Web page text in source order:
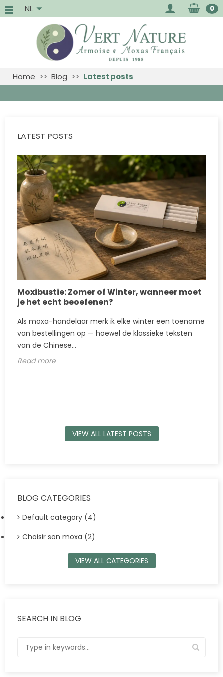
NL 0
Home Blog Latest posts
LATEST POSTS
Moxibustie: Zomer of Winter, wanneer moet
je het echt beoefenen?
Als moxa-handelaar merk ik elke winter een toename
van bestellingen op — hoewel de klassieke teksten
van de Chinese...
Read more
VIEW ALL LATEST POSTS
BLOG CATEGORIES
Default category (4)
Choisir son moxa (2)
VIEW ALL CATEGORIES
SEARCH IN BLOG